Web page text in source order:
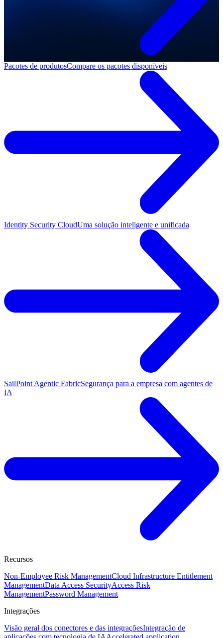
Pacotes de produtosCompare os pacotes disponíveis
Identity Security CloudUma solução inteligente e unificada
SailPoint Agentic FabricSegurança para a empresa com agentes de
IA
Recursos
Non-Employee Risk ManagementCloud Infrastructure Entitlement
ManagementData Access SecurityAccess Risk
ManagementPassword Management
Integrações
Visão geral dos conectores e das integraçõesIntegração de